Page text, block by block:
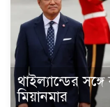
থাইল্যান্ডের
মিয়ানমার